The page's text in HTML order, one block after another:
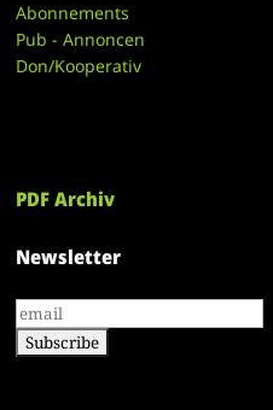
Abonnements
Pub - Annoncen
Don/Kooperativ
PDF Archiv
Newsletter